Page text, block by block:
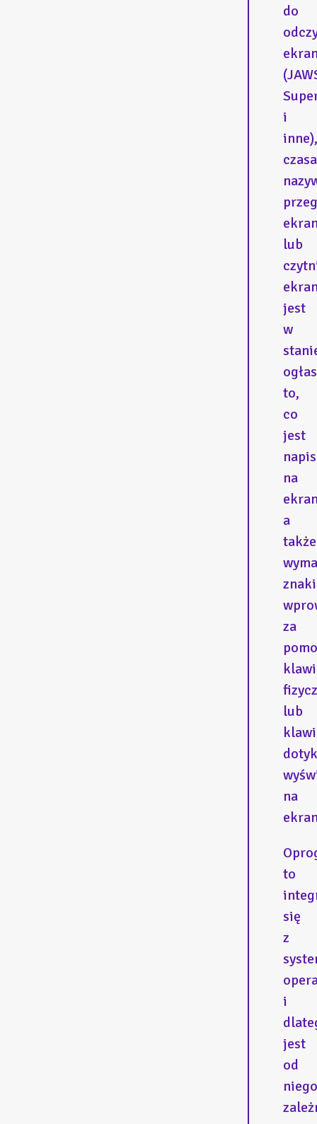
do
i
inne),
lub
jest
w
to,
co
jest
na
a
także
znaki
za
lub
na
to
się
z
i
jest
od
niego